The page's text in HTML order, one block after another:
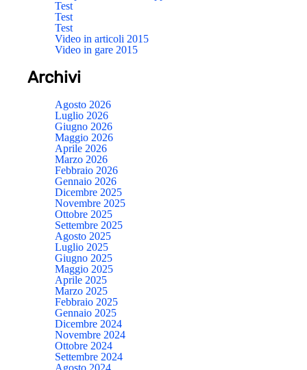
Test
Test
Test
Video in articoli 2015
Video in gare 2015
Archivi
Agosto 2026
Luglio 2026
Giugno 2026
Maggio 2026
Aprile 2026
Marzo 2026
Febbraio 2026
Gennaio 2026
Dicembre 2025
Novembre 2025
Ottobre 2025
Settembre 2025
Agosto 2025
Luglio 2025
Giugno 2025
Maggio 2025
Aprile 2025
Marzo 2025
Febbraio 2025
Gennaio 2025
Dicembre 2024
Novembre 2024
Ottobre 2024
Settembre 2024
Agosto 2024